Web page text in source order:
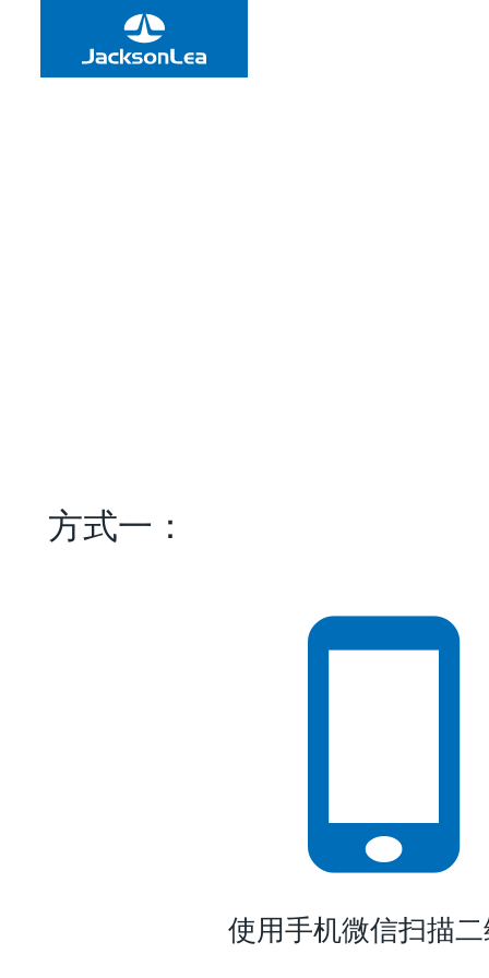
方式一：
使用手机微信扫描